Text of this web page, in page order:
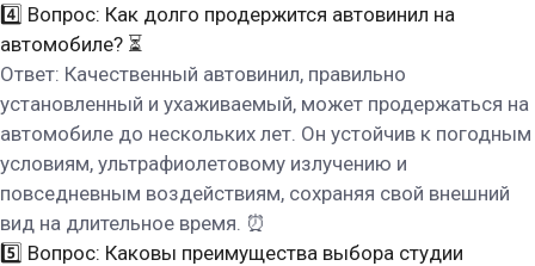
4️⃣ Вопрос: Как долго продержится автовинил на
автомобиле? ⏳
Ответ: Качественный автовинил, правильно
установленный и ухаживаемый, может продержаться на
автомобиле до нескольких лет. Он устойчив к погодным
условиям, ультрафиолетовому излучению и
повседневным воздействиям, сохраняя свой внешний
вид на длительное время. ⏰
5️⃣ Вопрос: Каковы преимущества выбора студии